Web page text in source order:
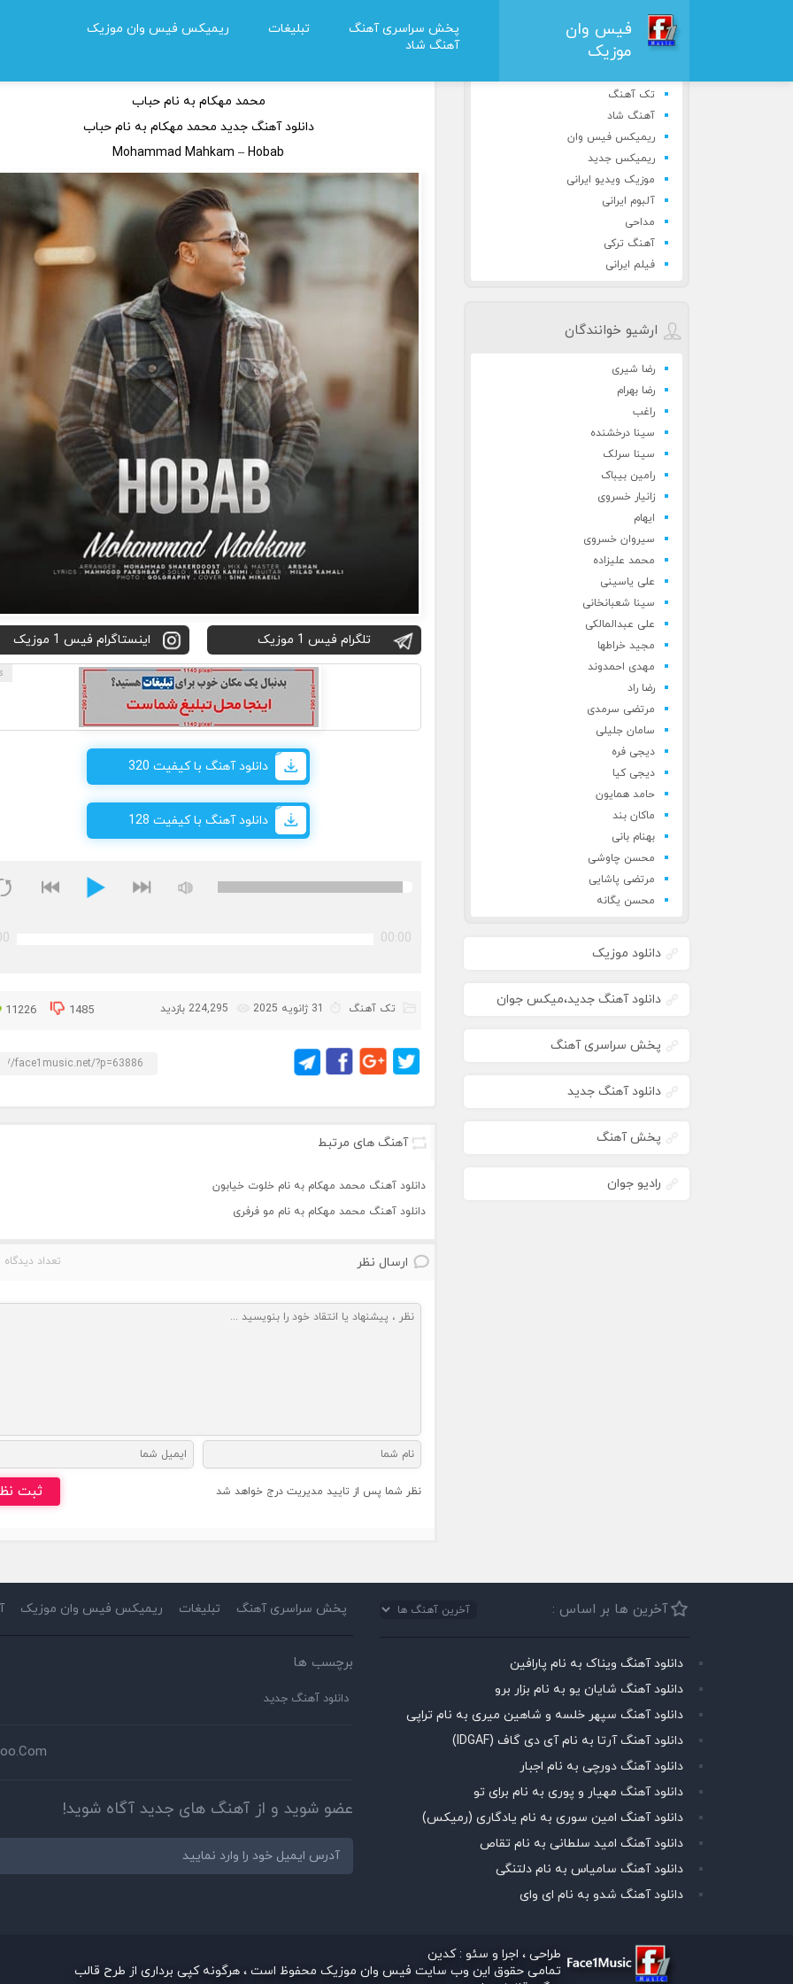
فیس وان
موزیک
پخش سراسری آهنگ تبلیغات
ریمیکس فیس وان موزیک
آهنگ شاد
دسته بندی مطالب
تک آهنگ
آهنگ شاد
ریمیکس فیس وان
ریمیکس جدید
موزیک ویدیو ایرانی
آلبوم ایرانی
مداحی
آهنگ ترکی
فیلم ایرانی
ارشیو خوانندگان
رضا شیری
رضا بهرام
راغب
سینا درخشنده
سینا سرلک
رامین بیباک
زانیار خسروی
ایهام
سیروان خسروی
محمد علیزاده
علی یاسینی
سینا شعبانخانی
علی عبدالمالکی
مجید خراطها
مهدی احمدوند
رضا راد
مرتضی سرمدی
سامان جلیلی
دیجی فره
دیجی کیا
حامد همایون
ماکان بند
بهنام بانی
محسن چاوشی
مرتضی پاشایی
محسن یگانه
دانلود موزیک
دانلود آهنگ جدید،میکس جوان
پخش سراسری آهنگ
دانلود آهنگ جدید
پخش آهنگ
رادیو جوان
دانلود آهنگ محمد مهکام حباب
محمد مهکام به نام حباب
دانلود آهنگ جدید محمد مهکام به نام حباب
Mohammad Mahkam – Hobab
تلگرام فیس 1 موزیک اینستاگرام فیس 1 موزیک
دانلود آهنگ با کیفیت 320
دانلود آهنگ با کیفیت 128
00:00
تک آهنگ 31 ژانویه 2025 224,295 بازدید 11226 1485
آهنگ های مرتبط
دانلود آهنگ محمد مهکام به نام خلوت خیابون
دانلود آهنگ محمد مهکام به نام مو فرفری
ارسال نظر تعداد دیدگاه
نظر شما پس از تایید مدیریت درج خواهد شد ثبت
آخرین ها بر اساس :
دانلود آهنگ ویناک به نام پارافین
دانلود آهنگ شایان یو به نام بزار برو
دانلود آهنگ سپهر خلسه و شاهین میری به نام تراپی
دانلود آهنگ آرتا به نام آی دی گاف (IDGAF)
دانلود آهنگ دورچی به نام اجبار
دانلود آهنگ مهیار و پوری به نام برای تو
دانلود آهنگ امین سوری به نام یادگاری (رمیکس)
دانلود آهنگ امید سلطانی به نام تقاص
دانلود آهنگ سامیاس به نام دلتنگی
دانلود آهنگ شدو به نام ای وای
پخش سراسری آهنگ تبلیغات ریمیکس فیس وان موزیک
برچسب ها
دانلود آهنگ جدید
عضو شوید و از آهنگ های جدید آگاه شوید!
طراحی ، اجرا و سئو :کدین
تمامی حقوق این وب سایت فیس وان موزیک محفوظ است ، هرگونه کپی برداری از طرح قالب